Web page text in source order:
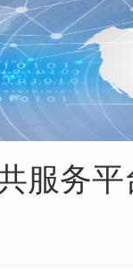
服务